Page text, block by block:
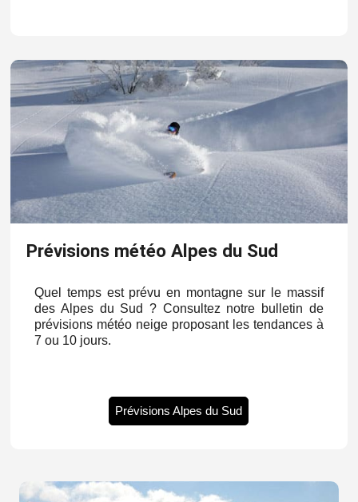
Prévisions météo Alpes du Sud
Quel temps est prévu en montagne sur le massif
des Alpes du Sud ? Consultez notre bulletin de
prévisions météo neige proposant les tendances à
7 ou 10 jours.
Prévisions Alpes du Sud